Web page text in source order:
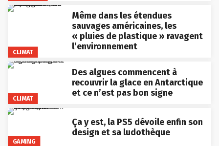
CLIMAT
Même dans les étendues
sauvages américaines, les
« pluies de plastique » ravagent
l’environnement
CLIMAT
Des algues commencent à
recouvrir la glace en Antarctique
et ce n’est pas bon signe
GAMING
Ça y est, la PS5 dévoile enfin son
design et sa ludothèque